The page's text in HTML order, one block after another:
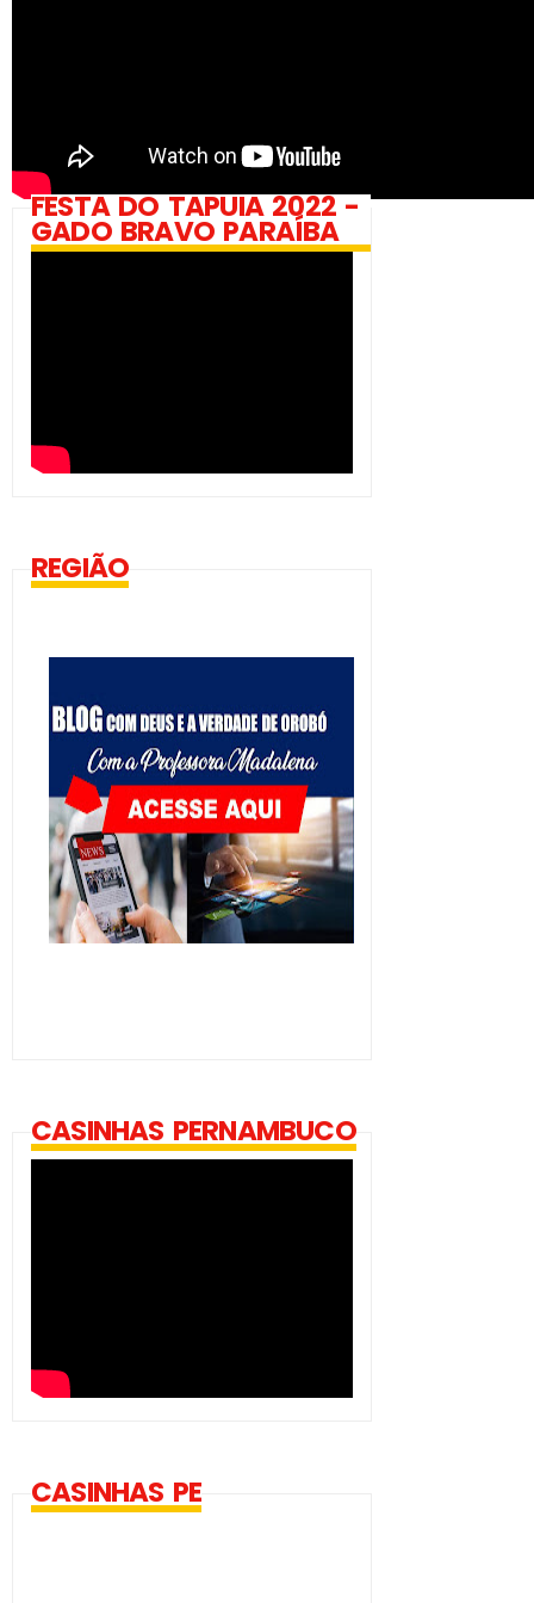
FESTA DO TAPUIA 2022 -
GADO BRAVO PARAÍBA
REGIÃO
CASINHAS PERNAMBUCO
CASINHAS PE